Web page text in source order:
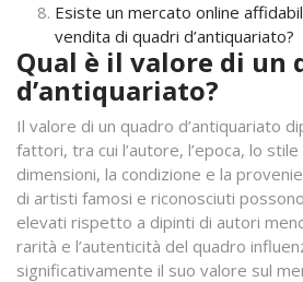
Esiste un mercato online
vendita di quadri d’antiquariato?
Qual è il valore di un
d’antiquariato?
Il valore di un quadro d’antiquariato
fattori, tra cui l’autore, l’epoca, lo
dimensioni, la condizione e la
di artisti famosi e riconosciuti
elevati rispetto a dipinti di autori
rarità e l’autenticità del quadro
significativamente il suo valore sul